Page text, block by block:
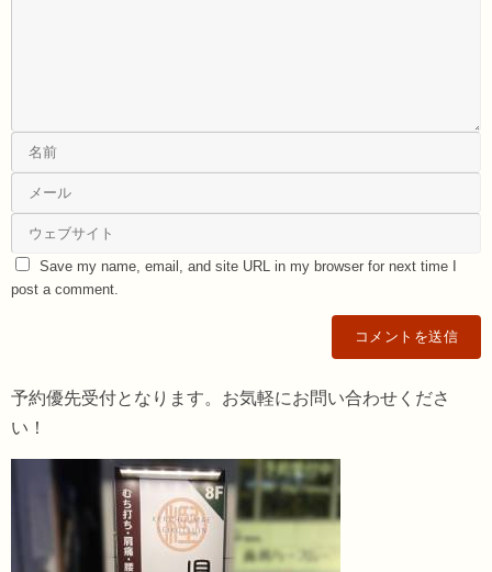
Save my name, email, and site URL in my browser for next time I
post a comment.
予約優先受付となります。お気軽にお問い合わせくださ
い！